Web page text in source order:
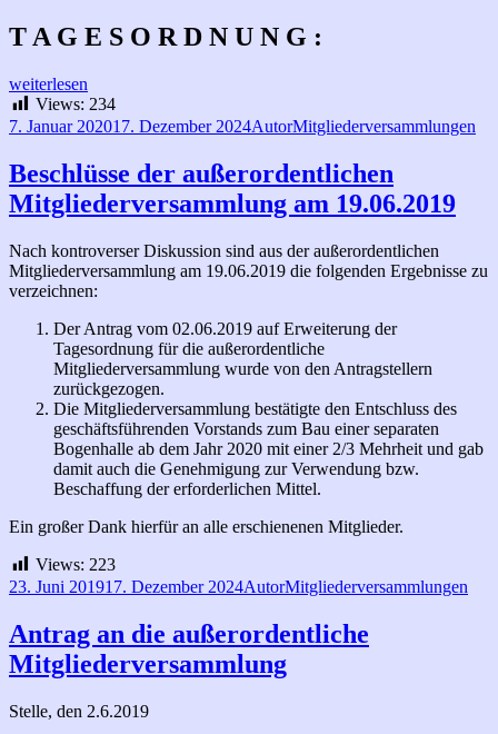
T A G E S O R D N U N G :
Einladung
zur
Mitgliederversammlung
….
weiterlesen
Views: 234
Veröffentlicht
7. Januar 202017. Dezember 2024Autor
AutorKategorien
Mitgliederversammlungen
Beschlüsse der außerordentlichen
Mitgliederversammlung am 19.06.2019
Nach kontroverser Diskussion sind aus der außerordentlichen
Mitgliederversammlung am 19.06.2019 die folgenden Ergebnisse zu
verzeichnen:
Der Antrag vom 02.06.2019 auf Erweiterung der
Tagesordnung für die außerordentliche
Mitgliederversammlung wurde von den Antragstellern
zurückgezogen.
Die Mitgliederversammlung bestätigte den Entschluss des
geschäftsführenden Vorstands zum Bau einer separaten
Bogenhalle ab dem Jahr 2020 mit einer 2/3 Mehrheit und gab
damit auch die Genehmigung zur Verwendung bzw.
Beschaffung der erforderlichen Mittel.
Ein großer Dank hierfür an alle erschienenen Mitglieder.
Views: 223
Veröffentlicht
23. Juni 201917. Dezember 2024Autor
AutorKategorien
Mitgliederversammlungen
Antrag an die außerordentliche
Mitgliederversammlung
Stelle, den 2.6.2019